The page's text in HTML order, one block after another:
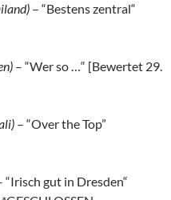
) – “Bestens zentral“
– “Wer so …“ [Bewertet 29.
– “Over the Top”
“Irisch gut in Dresden“